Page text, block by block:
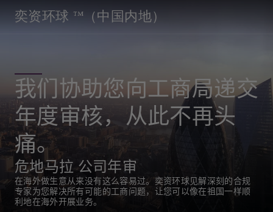
奕资环球 ™（中国内地）
我们协助您向工商局递交
年度审核，从此不再头
痛。
危地马拉 公司年审
在海外做生意从来没有这么容易过。奕资环球见解深刻的合规
专家为您解决所有可能的工商问题，让您可以像在祖国一样顺
利地在海外开展业务。